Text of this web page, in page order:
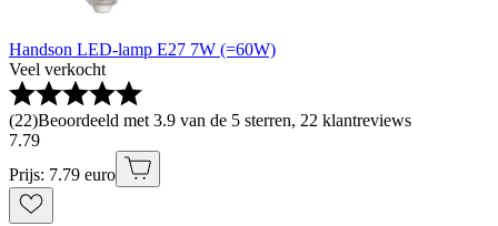
Handson LED-lamp E27 7W (=60W)
Veel verkocht
(22)Beoordeeld met 3.9 van de 5 sterren, 22 klantreviews
7.79
Prijs: 7.79 euro